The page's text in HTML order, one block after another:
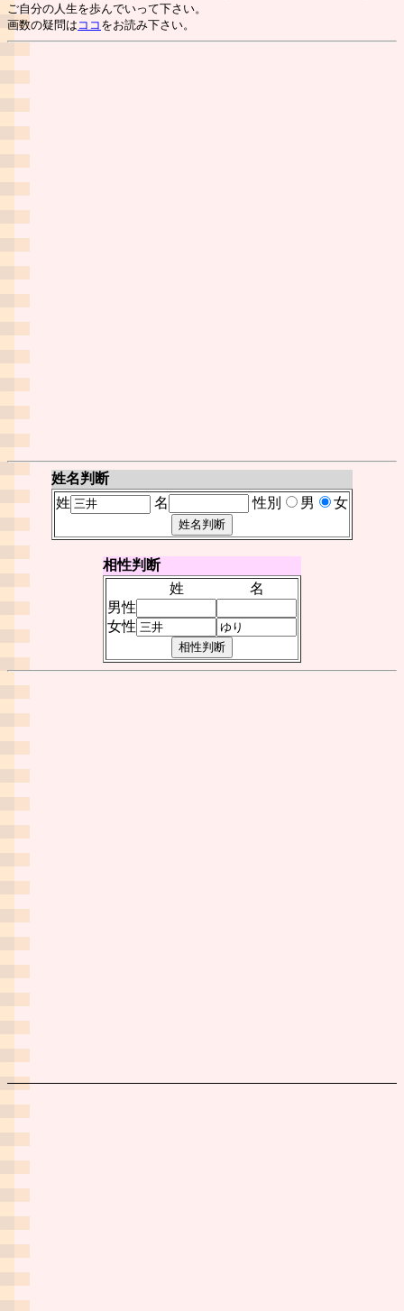
ご自分の人生を歩んでいって下さい。
画数の疑問は ココ をお読み下さい。
姓名判断
姓
名 性別 男 女
相性判断
姓
名
男性
女性